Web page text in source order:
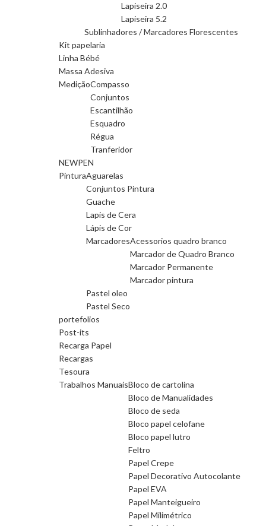
Lapiseira 2.0
Lapiseira 5.2
Sublinhadores / Marcadores Florescentes
Kit papelaria
Linha Bébé
Massa Adesiva
MediçãoCompasso
Conjuntos
Escantilhão
Esquadro
Régua
Tranferidor
NEWPEN
PinturaAguarelas
Conjuntos Pintura
Guache
Lapis de Cera
Lápis de Cor
MarcadoresAcessorios quadro branco
Marcador de Quadro Branco
Marcador Permanente
Marcador pintura
Pastel oleo
Pastel Seco
portefolios
Post-its
Recarga Papel
Recargas
Tesoura
Trabalhos ManuaisBloco de cartolina
Bloco de Manualidades
Bloco de seda
Bloco papel celofane
Bloco papel lutro
Feltro
Papel Crepe
Papel Decorativo Autocolante
Papel EVA
Papel Manteigueiro
Papel Milimétrico